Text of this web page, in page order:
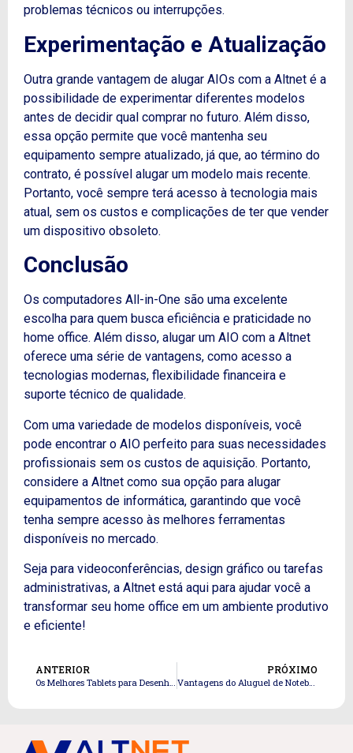
problemas técnicos ou interrupções.
Experimentação e Atualização
Outra grande vantagem de alugar AIOs com a Altnet é a
possibilidade de experimentar diferentes modelos
antes de decidir qual comprar no futuro. Além disso,
essa opção permite que você mantenha seu
equipamento sempre atualizado, já que, ao término do
contrato, é possível alugar um modelo mais recente.
Portanto, você sempre terá acesso à tecnologia mais
atual, sem os custos e complicações de ter que vender
um dispositivo obsoleto.
Conclusão
Os computadores All-in-One são uma excelente
escolha para quem busca eficiência e praticidade no
home office. Além disso, alugar um AIO com a Altnet
oferece uma série de vantagens, como acesso a
tecnologias modernas, flexibilidade financeira e
suporte técnico de qualidade.
Com uma variedade de modelos disponíveis, você
pode encontrar o AIO perfeito para suas necessidades
profissionais sem os custos de aquisição. Portanto,
considere a Altnet como sua opção para alugar
equipamentos de informática, garantindo que você
tenha sempre acesso às melhores ferramentas
disponíveis no mercado.
Seja para videoconferências, design gráfico ou tarefas
administrativas, a Altnet está aqui para ajudar você a
transformar seu home office em um ambiente produtivo
e eficiente!
ANTERIOR
Os Melhores Tablets para Desenhistas e Artistas Gráficos: Vantagens de Alugar com a Altnet
PRÓXIMO
Vantagens do Aluguel de Notebooks para Empresas